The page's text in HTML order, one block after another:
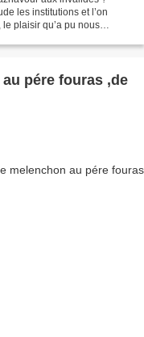
les institutions et l’on
plaisir qu’a pu nous
pére fouras ,de